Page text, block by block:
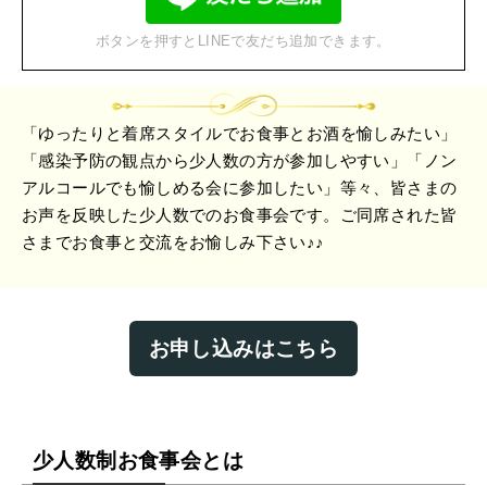
ボタンを押すとLINEで友だち追加できます。
「ゆったりと着席スタイルでお食事とお酒を愉しみたい」
「感染予防の観点から少人数の方が参加しやすい」「ノン
アルコールでも愉しめる会に参加したい」等々、皆さまの
お声を反映した少人数でのお食事会です。ご同席された皆
さまでお食事と交流をお愉しみ下さい♪♪
お申し込みはこちら
少人数制お食事会とは